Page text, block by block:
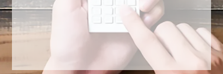
平素は格別のご愛顧を賜り、誠にありがとうご
下記期間を年末年始休業とさせて頂きます。
2025年12月25日(木)～2026年1月8日(木)